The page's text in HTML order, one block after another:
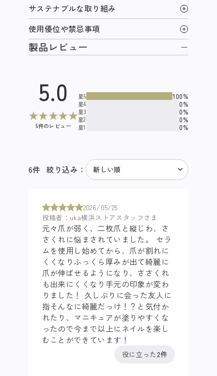
サステナブルな取り組み
使用優位や禁忌事項
製品レビュー
5.0
★★★★★
6件のレビュー
星5 100%
星4 0%
星3 0%
星2 0%
星1 0%
6件 絞り込み：
2026/05/25
投稿者：uka横浜ストアスタッフさま
元々爪が弱く、二枚爪と縦じわ、さ
さくれに悩まされていました。 セラ
ムを使用し始めてから、爪が割れに
くくなりふっくら厚みが出て綺麗に
爪が伸ばせるようになり、ささくれ
も出来にくくなり手元の印象が変わ
りました！ 久しぶりに会った友人に
指そんなに綺麗だっけ！？と気付か
れたり、マニキュアが塗りやすくな
ったので今まで以上にネイルを楽し
むことができています！
役に立った2件